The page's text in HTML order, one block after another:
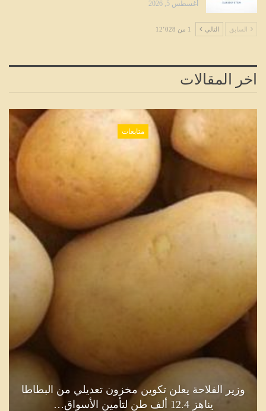
أغسطس 5, 2026
السابق التالي 1 من 12٬028
اخر المقالات
متابعات
وزير الفلاحة يعلن تكوين مخزون تعديلي من البطاطا
يناهز 12.4 ألف طن لتأمين الأسواق…